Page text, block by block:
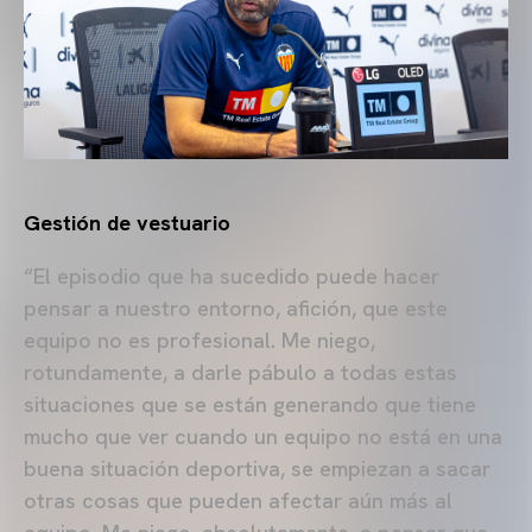
Gestión de vestuario
“El episodio que ha sucedido puede hacer
pensar a nuestro entorno, afición, que este
equipo no es profesional. Me niego,
rotundamente, a darle pábulo a todas estas
situaciones que se están generando que tiene
mucho que ver cuando un equipo no está en una
buena situación deportiva, se empiezan a sacar
otras cosas que pueden afectar aún más al